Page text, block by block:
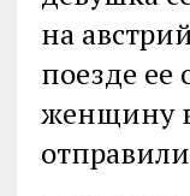
на
поезде ее
женщину